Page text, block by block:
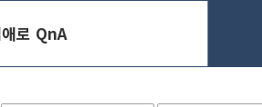
로 QnA